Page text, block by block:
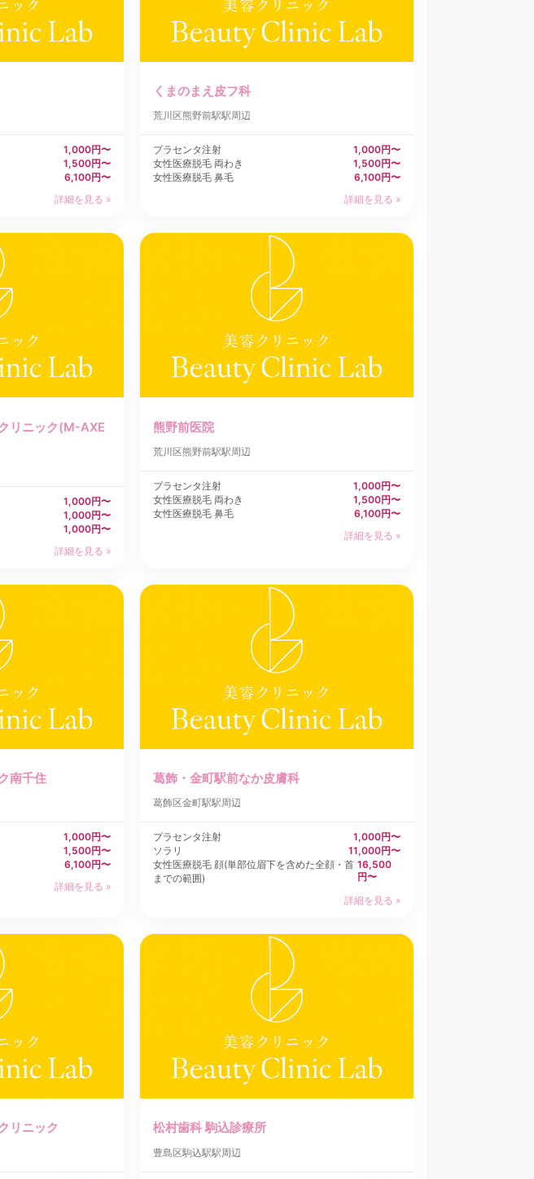
1,000円〜
1,500円〜
6,100円〜
詳細を見る »
くまのまえ皮フ科
荒川区熊野前駅駅周辺
プラセンタ注射
1,000円〜
女性医療脱毛 両わき
1,500円〜
女性医療脱毛 鼻毛
6,100円〜
詳細を見る »
リニック(M-AXE
1,000円〜
1,000円〜
1,000円〜
詳細を見る »
熊野前医院
荒川区熊野前駅駅周辺
プラセンタ注射
1,000円〜
女性医療脱毛 両わき
1,500円〜
女性医療脱毛 鼻毛
6,100円〜
詳細を見る »
南千住
1,000円〜
1,500円〜
6,100円〜
詳細を見る »
葛飾・金町駅前なか皮膚科
葛飾区金町駅駅周辺
プラセンタ注射
1,000円〜
ソラリ
11,000円〜
女性医療脱毛 顔(単部位眉下を含めた全顔・首
までの範囲)
16,500
円〜
詳細を見る »
リニック 松村歯科 駒込診療所
豊島区駒込駅駅周辺